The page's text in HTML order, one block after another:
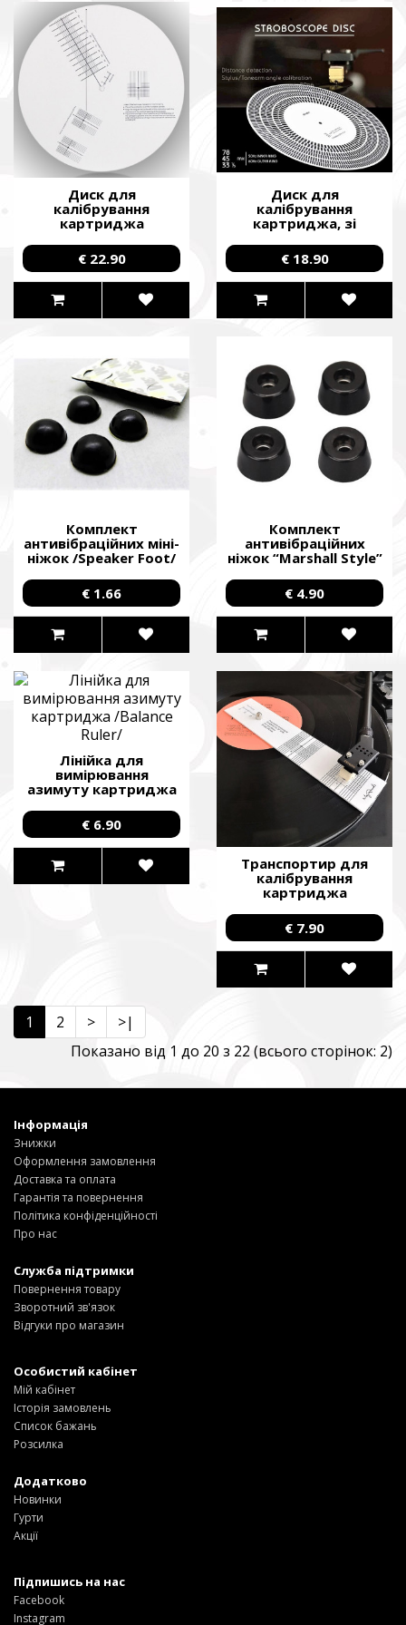
Диск для
калібрування
картриджа
програвача вінілових
платівок /Calibration
Disc/
€ 22.90
Диск для
калібрування
картриджа, зі
стробоскопом
/Calibration Disc/
€ 18.90
Комплект
антивібраційних міні-
ніжок /Speaker Foot/
€ 1.66
Комплект
антивібраційних
ніжок “Marshall Style”
€ 4.90
Лінійка для
вимірювання
азимуту картриджа
/Balance Ruler/
€ 6.90
Транспортир для
калібрування
картриджа
програвача вінілових
платівок /Cartridge
Protractor/
€ 7.90
1 2 >
>|
Показано від 1 до 20 з 22 (всього сторінок: 2)
Інформація
Знижки
Оформлення замовлення
Доставка та оплата
Гарантія та повернення
Політика конфіденційності
Про нас
Служба підтримки
Повернення товару
Зворотний зв'язок
Відгуки про магазин
Особистий кабінет
Мій кабінет
Історія замовлень
Список бажань
Розсилка
Додатково
Новинки
Гурти
Акції
Підпишись на нас
Facebook
Instagram